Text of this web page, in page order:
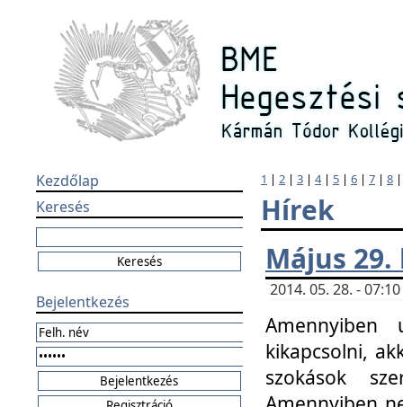
Kezdőlap
Keresés
Bejelentkezés
1 | 2 | 3 | 4| 5 | 6 | 7 | 8
Hírek
Május
2014. 05. 28. -
kikapcsolni,
szokások